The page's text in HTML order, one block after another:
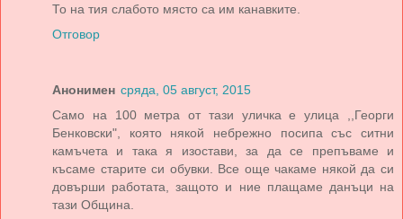
То на тия слабото място са им канавките.
Отговор
Анонимен сряда, 05 август, 2015
Само на 100 метра от тази уличка е улица ,,Георги
Бенковски", която някой небрежно посипа със ситни
камъчета и така я изостави, за да се препъваме и
късаме старите си обувки. Все още чакаме някой да си
довърши работата, защото и ние плащаме данъци на
тази Община.